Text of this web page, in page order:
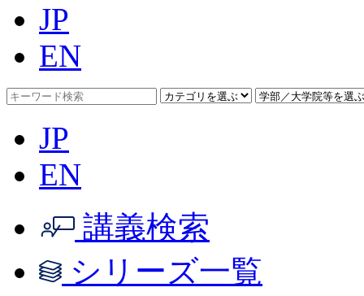
JP
EN
JP
EN
講義検索
シリーズ一覧